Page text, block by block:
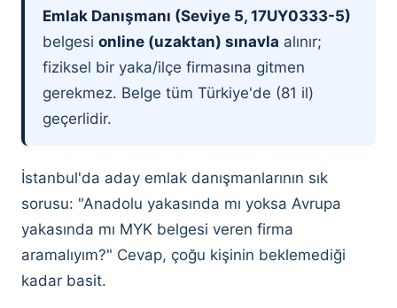
Emlak Danışmanı (Seviye 5, 17UY0333-5)
belgesi online (uzaktan) sınavla alınır;
fiziksel bir yaka/ilçe firmasına gitmen
gerekmez. Belge tüm Türkiye'de (81 il)
geçerlidir.
İstanbul'da aday emlak danışmanlarının sık
sorusu: "Anadolu yakasında mı yoksa Avrupa
yakasında mı MYK belgesi veren firma
aramalıyım?" Cevap, çoğu kişinin beklemediği
kadar basit.